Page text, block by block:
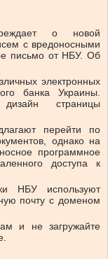
о новой
с вредоносными
письмо от НБУ. Об
электронных
банка Украины.
страницы
перейти по
однако на
программное
доступа к
НБУ используют
почту с доменом
и не загружайте